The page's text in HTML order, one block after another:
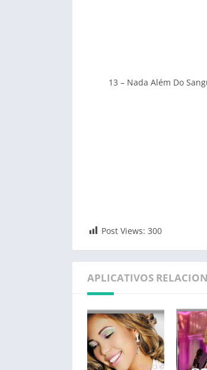
13 – Nada Além Do
Post Views: 300
APLICATIVOS